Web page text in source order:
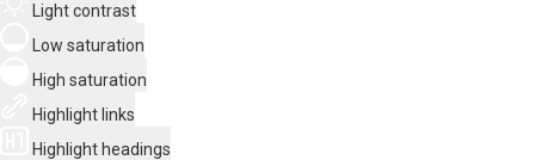
Light contrast
Low saturation
High saturation
Highlight links
Highlight headings